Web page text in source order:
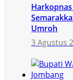
Umroh
3 Agustus